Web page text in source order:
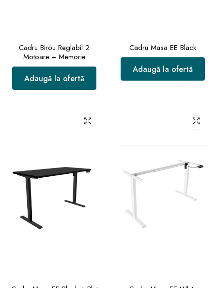
Cadru Birou Reglabil 2
Motoare + Memorie
Adaugă la ofertă
Cadru Masa EE Black
Adaugă la ofertă